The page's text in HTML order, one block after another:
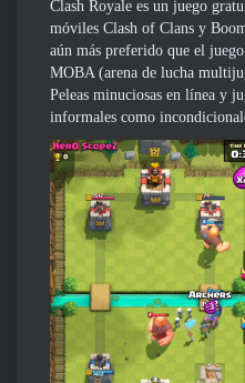
Clash Royale es un juego
móviles Clash of Clans y
aún más preferido que el
MOBA (arena de lucha
Peleas minuciosas en línea y
informales como